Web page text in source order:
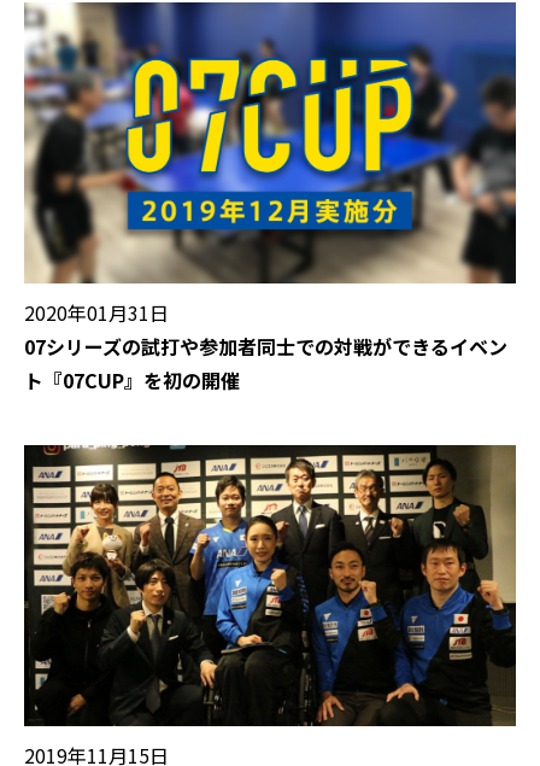
2020年01月31日
07シリーズの試打や参加者同士での対戦ができるイベン
ト『07CUP』を初の開催
2019年11月15日